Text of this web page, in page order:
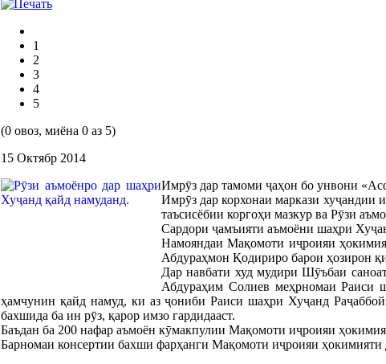
1
2
3
4
5
(0 овоз, миёна 0 аз 5)
15 Октябр 2014
Имрӯз дар тамоми ҷаҳон бо унвони
Имрӯз дар корхонаи маркази хуҷандии
таъсисёбии коргоҳи мазкур ва Рӯзи
Сардори ҷамъияти аъмоёни шаҳри
Намояндаи Мақомоти иҷроияи
Абдураҳмон Қодириро барои ҳозирон
Дар навбати худ мудири Шӯъбаи
Абдураҳим Солиев меҳрномаи Раиси
ҳамчунин қайд намуд, ки аз ҷониби Раиси шаҳри Хуҷанд
бахшида ба ин рӯз, қарор имзо гардидааст.
Баъдан ба 200 нафар аъмоён кӯмакпулии Мақомоти иҷроияи
Барномаи консертии бахши фарҳанги Мақомоти иҷроияи